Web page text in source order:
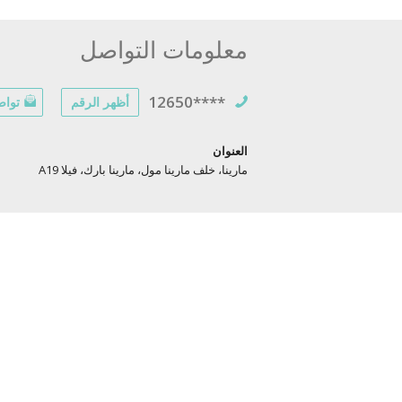
معلومات التواصل
12650**** أظهر الرقم
العنوان
مارينا، خلف مارينا مول، مارينا بارك، فيلا A19